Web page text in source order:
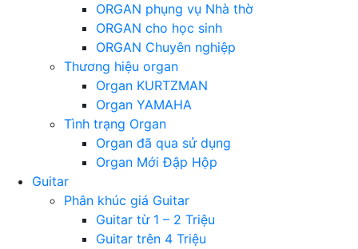
ORGAN phụng vụ Nhà thờ
ORGAN cho học sinh
ORGAN Chuyên nghiệp
Thương hiệu organ
Organ KURTZMAN
Organ YAMAHA
Tình trạng Organ
Organ đã qua sử dụng
Organ Mới Đập Hộp
Guitar
Phân khúc giá Guitar
Guitar từ 1 – 2 Triệu
Guitar trên 4 Triệu